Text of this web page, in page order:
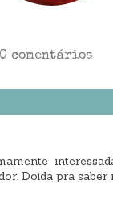
comentários
Doida pra saber